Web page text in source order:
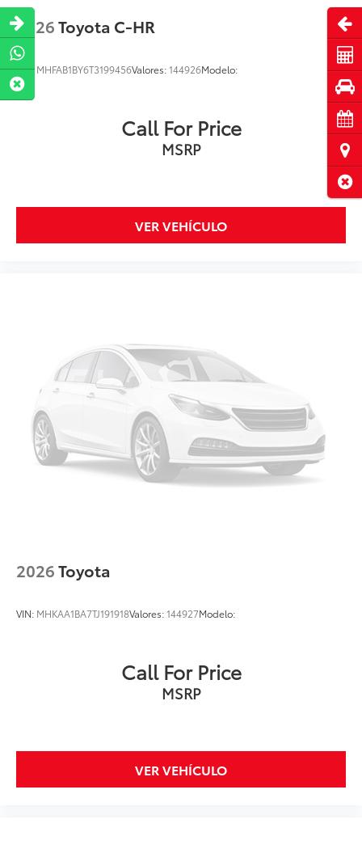
2026Toyota C-HR
VIN:MHFAB1BY6T3199456Valores:144926Modelo:
Call For Price
MSRP
VER VEHÍCULO
2026Toyota
VIN: MHKAA1BA7TJ191918Valores:144927Modelo:
Call For Price
MSRP
VER VEHÍCULO